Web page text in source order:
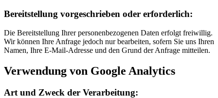
Bereitstellung vorgeschrieben oder erforderlich:
Die Bereitstellung Ihrer personenbezogenen Daten erfolgt freiwillig.
Wir können Ihre Anfrage jedoch nur bearbeiten, sofern Sie uns Ihren
Namen, Ihre E-Mail-Adresse und den Grund der Anfrage mitteilen.
Verwendung von Google Analytics
Art und Zweck der Verarbeitung: